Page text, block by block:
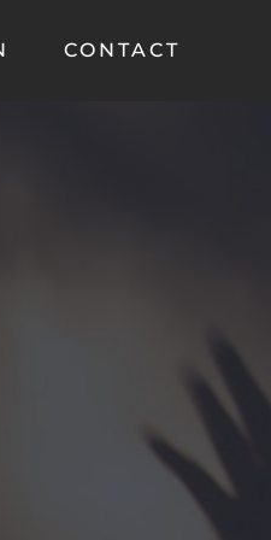
CONTACT